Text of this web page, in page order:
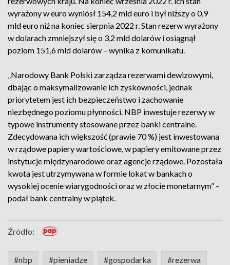
wyrażony w euro wyniósł 154,2 mld euro i był niższy o 0,9
mld euro niż na koniec sierpnia 2022 r. Stan rezerw wyrażony
w dolarach zmniejszył się o 3,2 mld dolarów i osiągnął
poziom 151,6 mld dolarów – wynika z komunikatu.
„Narodowy Bank Polski zarządza rezerwami dewizowymi,
dbając o maksymalizowanie ich zyskowności, jednak
priorytetem jest ich bezpieczeństwo i zachowanie
niezbędnego poziomu płynności. NBP inwestuje rezerwy w
typowe instrumenty stosowane przez banki centralne.
Zdecydowana ich większość (prawie 70 %) jest inwestowana
w rządowe papiery wartościowe, w papiery emitowane przez
instytucje międzynarodowe oraz agencje rządowe. Pozostała
kwota jest utrzymywana w formie lokat w bankach o
wysokiej ocenie wiarygodności oraz w złocie monetarnym” –
podał bank centralny w piątek.
Źródło:
#nbp #pieniadze #gospodarka #rezerwa